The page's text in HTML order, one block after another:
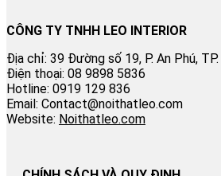
CÔNG TY TNHH LEO INTERIOR
Địa chỉ: 39 Đường số 19, P. An Phú,
Điện thoại: 08 9898 5836
Hotline: 0919 129 836
Email: Contact@noithatleo.com
Website: Noithatleo.com